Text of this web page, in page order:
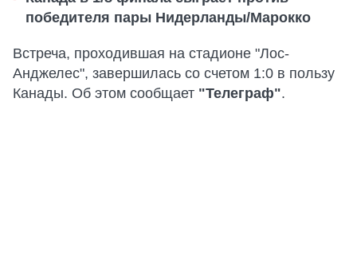
победителя пары Нидерланды/Марокко
Встреча, проходившая на стадионе "Лос-
Анджелес", завершилась со счетом 1:0 в пользу
Канады. Об этом сообщает "Телеграф".